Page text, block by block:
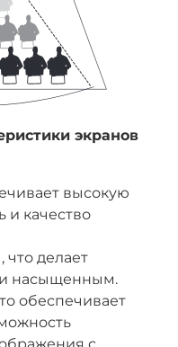
экранов
высокую
и качество
что делает
насыщенным.
обеспечивает